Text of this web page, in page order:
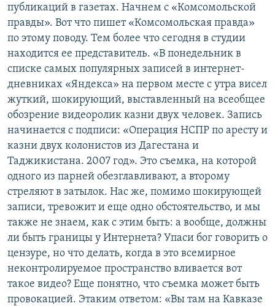
публикаций в газетах. Начнем с «Комсомольской
правды». Вот что пишет «Комсомольская правда»
по этому поводу. Тем более что сегодня в студии
находится ее представитель. «В понедельник в
списке самых популярных записей в интернет-
дневниках «Яндекса» на первом месте с утра висел
жуткий, шокирующий, выставленный на всеобщее
обозрение видеоролик казни двух человек. Запись
начинается с подписи: «Операция НСПР по аресту и
казни двух колонистов из Дагестана и
Таджикистана. 2007 год». Это съемка, на которой
одного из парней обезглавливают, а второму
стреляют в затылок. Нас же, помимо шокирующей
записи, тревожит и еще одно обстоятельство, и мы
также не знаем, как с этим быть: а вообще, должны
ли быть границы у Интернета? Упаси бог говорить о
цензуре, но что делать, когда в это всемирное
неконтролируемое пространство вливается вот
такое видео? Еще понятно, что съемка может быть
провокацией. Этаким ответом: «Вы там на Кавказе